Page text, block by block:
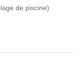
de piscine)